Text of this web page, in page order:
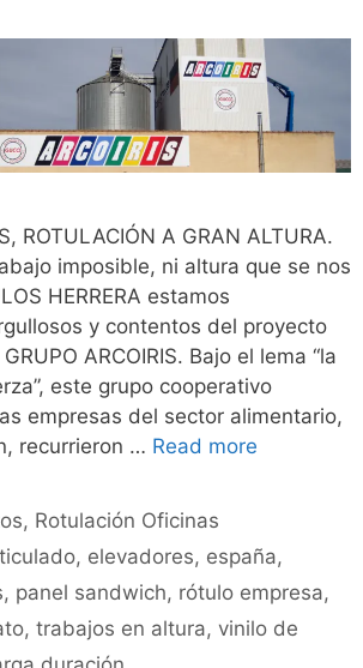
ROTULACIÓN A GRAN ALTURA.
imposible, ni altura que se nos
HERRERA estamos
y contentos del proyecto
ARCOIRIS. Bajo el lema “la
este grupo cooperativo
empresas del sector alimentario,
recurrieron … Read more
, Rotulación Oficinas
, elevadores, españa,
, panel sandwich, rótulo empresa,
, trabajos en altura, vinilo de